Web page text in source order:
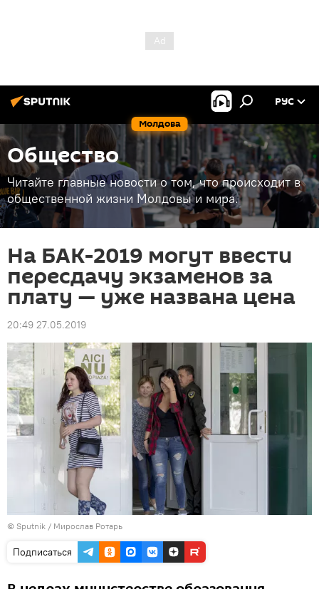
Молдова
РУС
Общество
Читайте главные новости о том, что происходит в
общественной жизни Молдовы и мира.
На БАК-2019 могут ввести
пересдачу экзаменов за
плату — уже названа цена
20:49 27.05.2019
© Sputnik / Мирослав Ротарь
Подписаться